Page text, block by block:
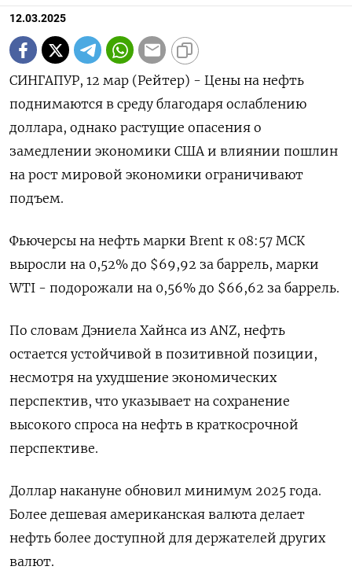
12.03.2025
СИНГАПУР, 12 мар (Рейтер) - Цены на нефть
поднимаются в среду благодаря ослаблению
доллара, однако растущие опасения о
замедлении экономики США и влиянии пошлин
на рост мировой экономики ограничивают
подъем.
Фьючерсы на нефть марки Brent к 08:57 МСК
выросли на 0,52% до $69,92 за баррель, марки
WTI - подорожали на 0,56% до $66,62 за баррель.
По словам Дэниела Хайнса из ANZ, нефть
остается устойчивой в позитивной позиции,
несмотря на ухудшение экономических
перспектив, что указывает на сохранение
высокого спроса на нефть в краткосрочной
перспективе.
Доллар накануне обновил минимум 2025 года.
Более дешевая американская валюта делает
нефть более доступной для держателей других
валют.